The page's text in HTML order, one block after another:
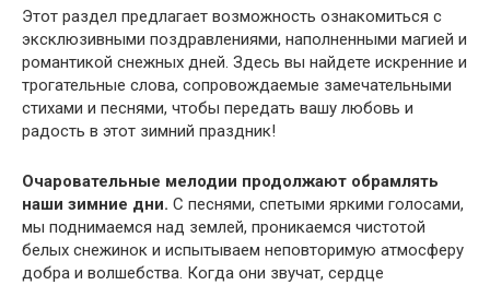
Этот раздел предлагает возможность ознакомиться с
эксклюзивными поздравлениями, наполненными магией и
романтикой снежных дней. Здесь вы найдете искренние и
трогательные слова, сопровождаемые замечательными
стихами и песнями, чтобы передать вашу любовь и
радость в этот зимний праздник!
Очаровательные мелодии продолжают обрамлять
наши зимние дни. С песнями, спетыми яркими голосами,
мы поднимаемся над землей, проникаемся чистотой
белых снежинок и испытываем неповторимую атмосферу
добра и волшебства. Когда они звучат, сердце